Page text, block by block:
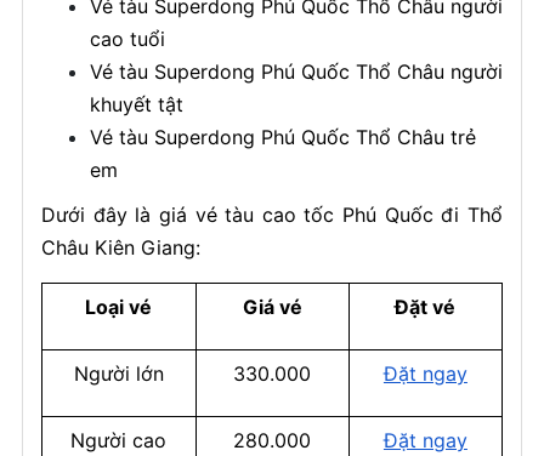
Vé tàu Superdong Phú Quốc Thổ Châu người
cao tuổi
Vé tàu Superdong Phú Quốc Thổ Châu người
khuyết tật
Vé tàu Superdong Phú Quốc Thổ Châu trẻ
em
Dưới đây là giá vé tàu cao tốc Phú Quốc đi Thổ
Châu Kiên Giang:
Loại vé Giá vé Đặt vé
Người lớn 330.000 Đặt ngay
Người cao
280.000 Đặt ngay